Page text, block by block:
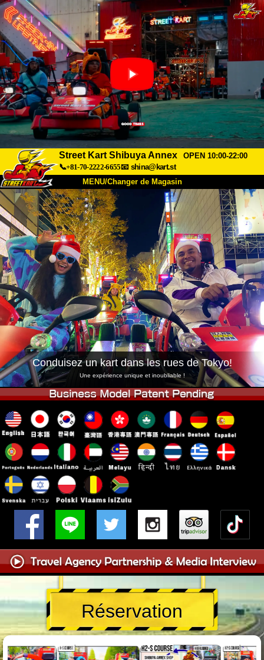
Street Kart Shibuya Annex
OPEN 10:00-22:00
📞+81-70-2222-6655📧 shina@kart.st
MENU/Changer de Magasin
À Propos Caractéristiques Tarifs
Accès Avis FAQ
Entreprise Réservation
Changer de Magasin
Tokyo Shinagawa Tokyo Akihabara#1
Tokyo Akihabara#2 Tokyo Shibuya
Tokyo Shibuya Annexe Baie de Tokyo
Tokyo Asakusa Osaka
Okinawa
Conduisez un kart dans les rues de Tokyo!
Une expérience unique et inoubliable !
Réservation